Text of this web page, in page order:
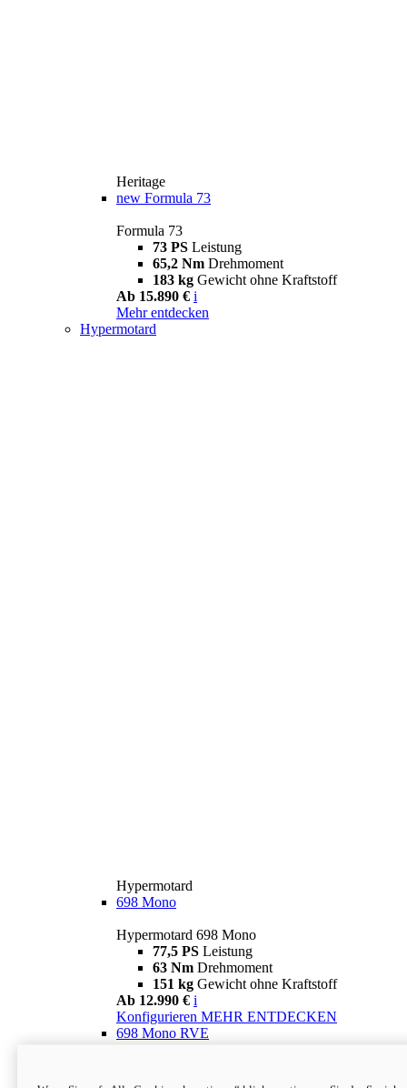
Heritage
new Formula 73
Formula 73
73 PS Leistung
65,2 Nm Drehmoment
183 kg Gewicht ohne Kraftstoff
Ab 15.890 € i
Mehr entdecken
Hypermotard
Hypermotard
698 Mono
Hypermotard 698 Mono
77,5 PS Leistung
63 Nm Drehmoment
151 kg Gewicht ohne Kraftstoff
Ab 12.990 € i
Konfigurieren MEHR ENTDECKEN
698 Mono RVE
77,5 PS
Leistung